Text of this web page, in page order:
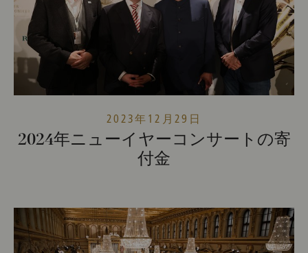
2023年12月29日
2024年ニューイヤーコンサートの寄
付金